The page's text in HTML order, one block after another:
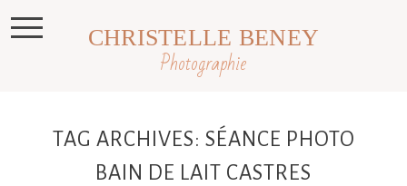
Photographie
CHRISTELLE BENEY
TAG ARCHIVES: SÉANCE PHOTO
BAIN DE LAIT CASTRES